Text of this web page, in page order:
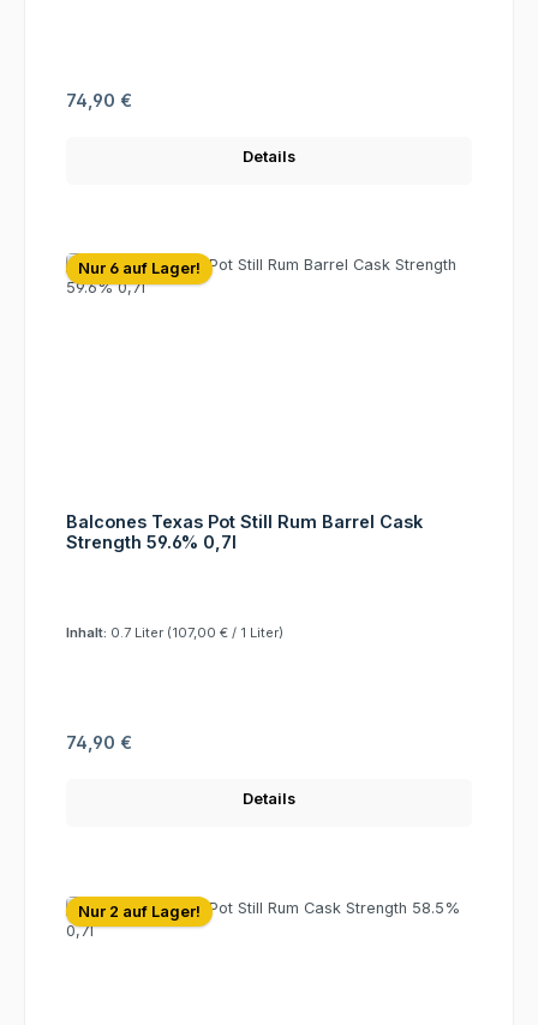
Regulärer Preis:
74,90 €
Details
Nur 6 auf Lager!
Balcones Texas Pot Still Rum Barrel Cask
Strength 59.6% 0,7l
Inhalt: 0.7 Liter (107,00 € / 1 Liter)
Regulärer Preis:
74,90 €
Details
Nur 2 auf Lager!